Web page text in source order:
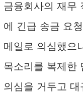
금융회사의 재무
에 긴급 송금 요
메일로 의심했으
목소리를 복제한
의심을 거두고